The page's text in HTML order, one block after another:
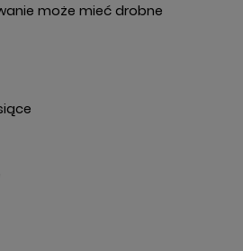
może mieć drobne